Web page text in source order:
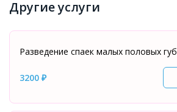
Другие услуги
Разведение спаек малых половых губ
3200 ₽